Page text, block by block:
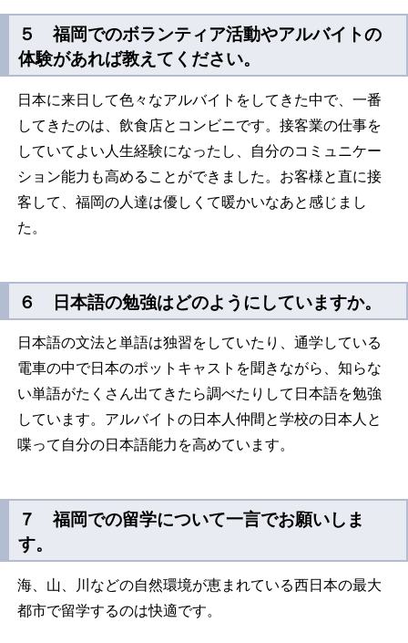
５ 福岡でのボランティア活動やアルバイトの
体験があれば教えてください。
日本に来日して色々なアルバイトをしてきた中で、一番
してきたのは、飲食店とコンビニです。接客業の仕事を
していてよい人生経験になったし、自分のコミュニケー
ション能力も高めることができました。お客様と直に接
客して、福岡の人達は優しくて暖かいなあと感じまし
た。
６ 日本語の勉強はどのようにしていますか。
日本語の文法と単語は独習をしていたり、通学している
電車の中で日本のポットキャストを聞きながら、知らな
い単語がたくさん出てきたら調べたりして日本語を勉強
しています。アルバイトの日本人仲間と学校の日本人と
喋って自分の日本語能力を高めています。
７ 福岡での留学について一言でお願いしま
す。
海、山、川などの自然環境が恵まれている西日本の最大
都市で留学するのは快適です。